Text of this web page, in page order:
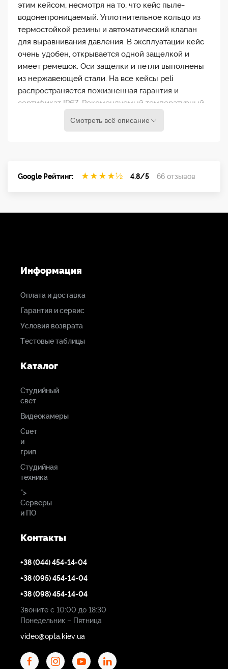
этим кейсом, несмотря на то, что кейс пыле-
водонепроницаемый. Уплотнительное кольцо из
термостойкой резины и автоматический клапан
для выравнивания давления. В эксплуатации кейс
очень удобен, открывается одной защелкой и
имеет ремешок. Оси защелки и петли выполнены
из нержавеющей стали. На все кейсы peli
распространяется пожизненная гарантия и
сертификат IP67. Рекомендуемый температурный
Смотреть всё описание
Google Рейтинг: ★ ★ ★ ★½ 4.8/5 66 отзывов
Информация
Оплата и доставка
Гарантия и сервис
Условия возврата
Тестовые таблицы
Каталог
Студийный
свет
Видеокамеры
Свет
и
грип
Студийная
техника
">
Серверы
и ПО
Контакты
+38 (044) 454-14-04
+38 (095) 454-14-04
+38 (098) 454-14-04
Звоните с 10:00 до 18:30
Понедельник – Пятница
video@opta.kiev.ua